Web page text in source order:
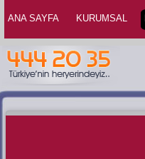
ANA SAYFA KURUMSAL